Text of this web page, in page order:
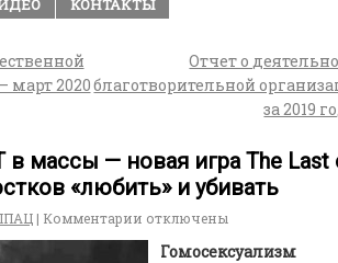
КОНТАКТЫ
март 2020
Отчет о
благотворительной
за 2019
в массы — новая игра The Last
«любить» и убивать
| Комментарии отключены
Гомосексуализм